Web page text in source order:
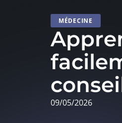
MÉDECINE
09/05/2026